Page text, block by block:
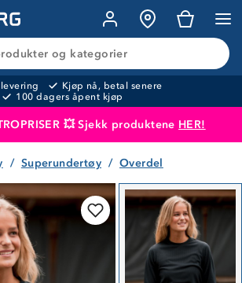
og kategorier
levering
Kjøp nå, betal senere
100 dagers åpent kjøp
💥 Sjekk produktene HER!
er lagt i handlekurven Til kassen
Superundertøy Overdel